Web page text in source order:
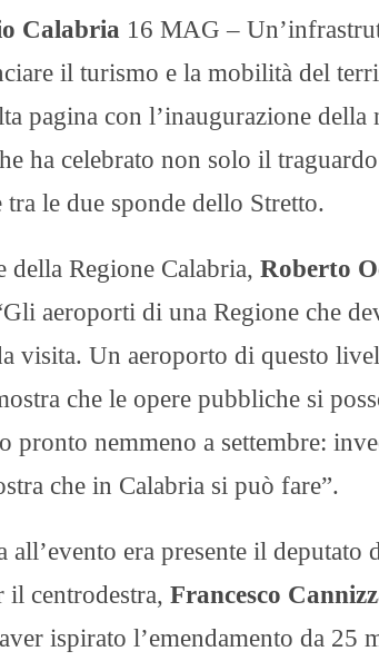
Calabria 16 MAG –
il turismo e la mobilità del
pagina con l’inaugurazione della
ha celebrato non solo il
le due sponde dello Stretto.
della Regione Calabria, Roberto
aeroporti di una Regione che
visita. Un aeroporto di questo
che le opere pubbliche si
pronto nemmeno a settembre:
che in Calabria si può fare”.
era presente il
il centrodestra, Francesco
ispirato l’emendamento da 25